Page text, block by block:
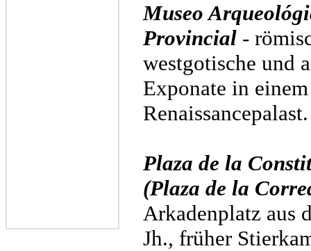
Museo
Provincial -
westgotische und
Exponate in einem
Renaissancepalast.
Plaza de la
(Plaza de la
Arkadenplatz aus
Jh., früher